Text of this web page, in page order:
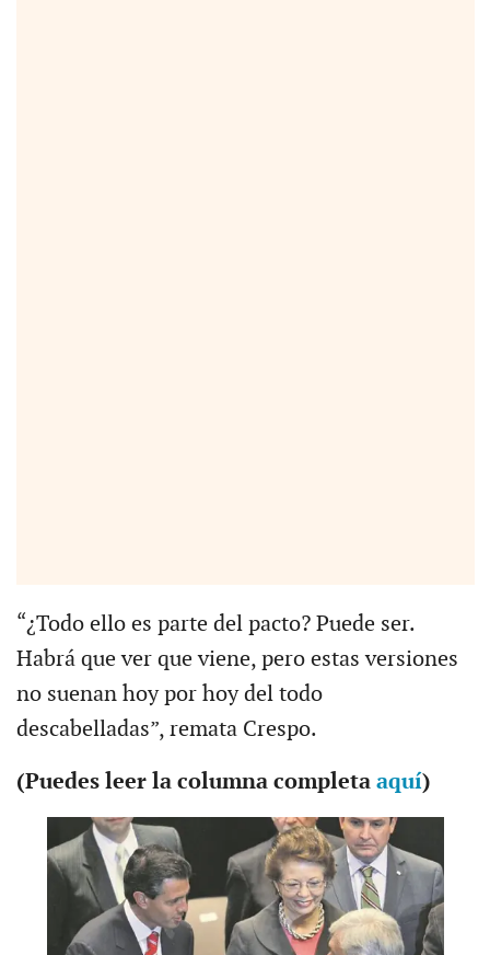
“¿Todo ello es parte del pacto? Puede ser.
Habrá que ver que viene, pero estas versiones
no suenan hoy por hoy del todo
descabelladas”, remata Crespo.
(Puedes leer la columna completa aquí)